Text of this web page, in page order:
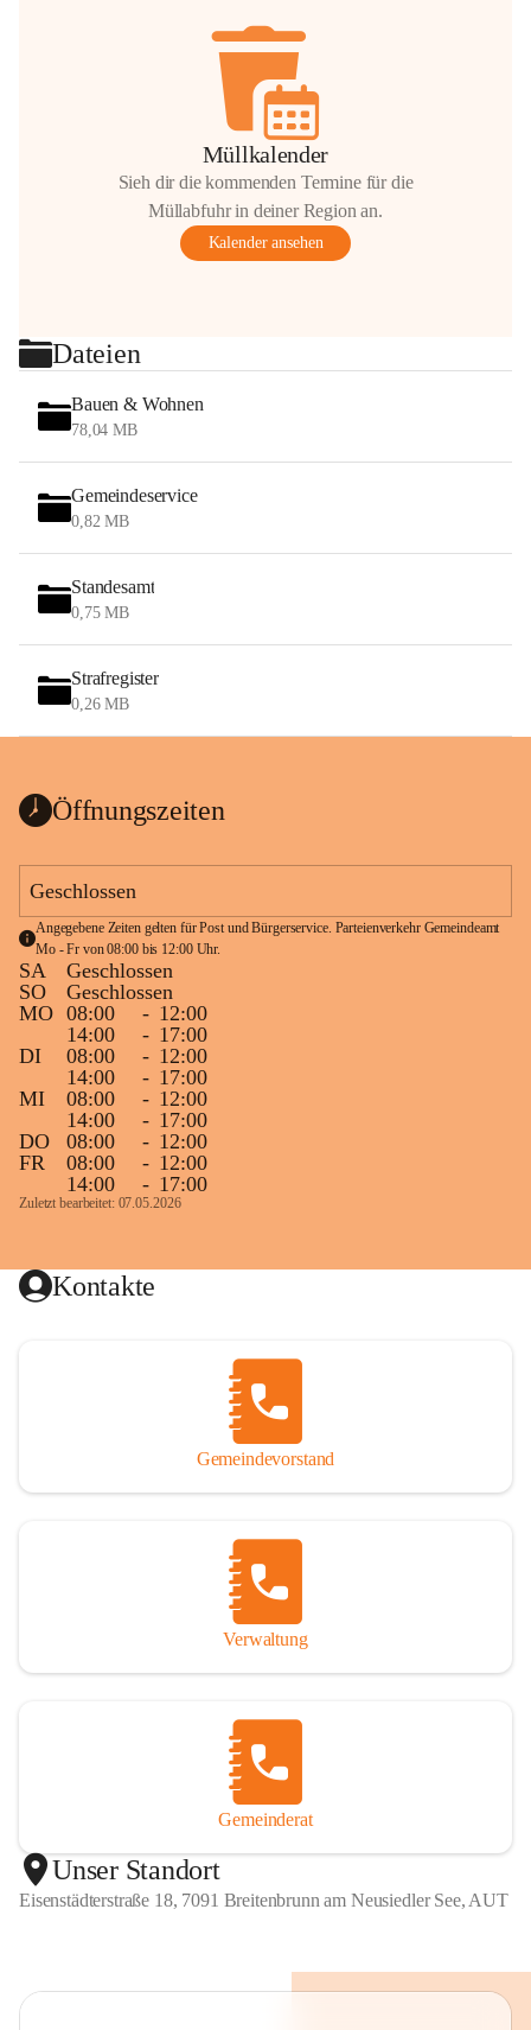
Müllkalender
Sieh dir die kommenden Termine für die
Müllabfuhr in deiner Region an.
Kalender ansehen
Dateien
Bauen & Wohnen
78,04 MB
Gemeindeservice
0,82 MB
Standesamt
0,75 MB
Strafregister
0,26 MB
Öffnungszeiten
Geschlossen
Angegebene Zeiten gelten für Post und Bürgerservice. Parteienverkehr Gemeindeamt
Mo - Fr von 08:00 bis 12:00 Uhr.
SA
Geschlossen
SO
Geschlossen
MO 08:00 - 12:00
14:00
- 17:00
DI
08:00 - 12:00
14:00
- 17:00
MI
08:00 - 12:00
14:00
- 17:00
DO
08:00 - 12:00
FR
08:00 - 12:00
14:00
- 17:00
Zuletzt bearbeitet: 07.05.2026
Kontakte
Gemeindevorstand
Verwaltung
Gemeinderat
Unser Standort
Eisenstädterstraße 18, 7091 Breitenbrunn am Neusiedler See, AUT